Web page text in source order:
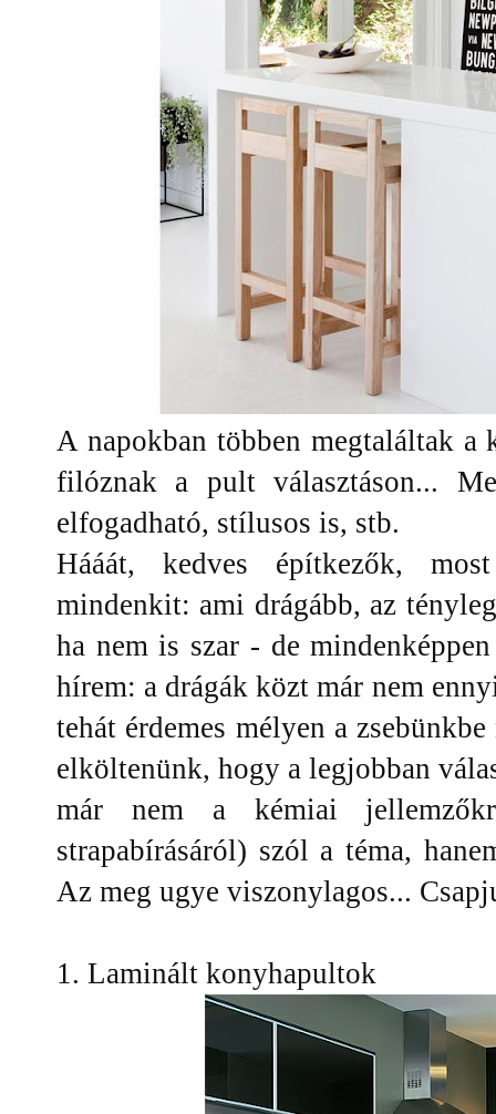
A napokban többen megtaláltak a
filóznak a pult választáson...
elfogadható, stílusos is, stb.
Hááát, kedves építkezők,
mindenkit: ami drágább, az
ha nem is szar - de
hírem: a drágák közt már nem
tehát érdemes mélyen a
elköltenünk, hogy a legjobban
már nem a kémiai
strapabírásáról) szól a téma,
Az meg ugye viszonylagos...
1. Laminált konyhapultok